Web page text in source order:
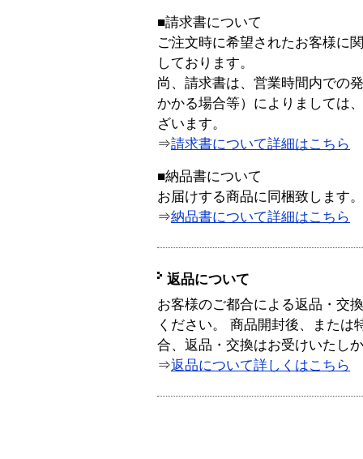
■請求書について
ご注文時に希望されたお客様に
しております。
尚、請求書は、営業時間内での
かかる場合等）によりましては
ざいます。
⇒請求書について詳細はこちら
■納品書について
お届けする商品に同梱致します。
⇒納品書について詳細はこちら
返品について
お客様のご都合による返品・交
ください。 商品開封後、または
合、返品・交換はお受けいたし
⇒返品について詳しくはこちら